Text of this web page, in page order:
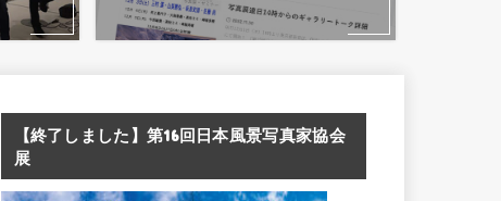
【終了しました】第16回日本風景写真家協会
展